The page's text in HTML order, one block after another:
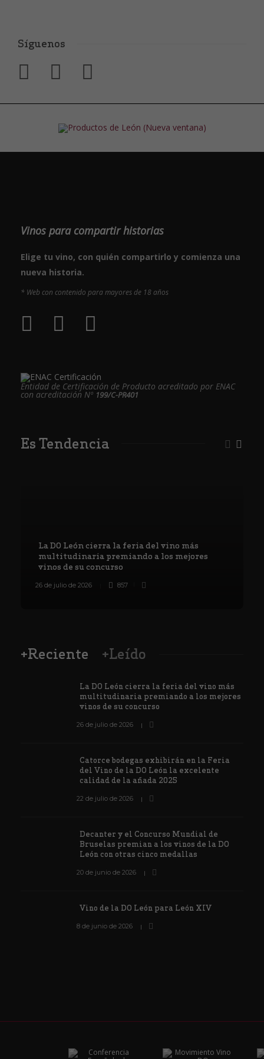
Síguenos
Vinos para compartir historias
Elige tu vino, con quién compartirlo y comienza una
nueva historia.
* Web con contenido para mayores de 18 años
Entidad de Certificación de Producto acreditado por ENAC
con acreditación Nº 199/C-PR401
Es Tendencia
La DO León cierra la feria del vino más
multitudinaria premiando a los mejores
vinos de su concurso
26 de julio de 2026 857
+Reciente +Leído
La DO León cierra la feria del vino más
multitudinaria premiando a los mejores
vinos de su concurso
26 de julio de 2026
Catorce bodegas exhibirán en la Feria
del Vino de la DO León la excelente
calidad de la añada 2025
22 de julio de 2026
Decanter y el Concurso Mundial de
Bruselas premian a los vinos de la DO
León con otras cinco medallas
20 de junio de 2026
Vino de la DO León para León XIV
8 de junio de 2026